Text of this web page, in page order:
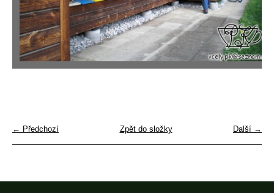
← Předchozí Další →
Zpět do složky